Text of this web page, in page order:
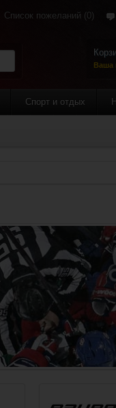
Список пожеланий (0)
Ваша
Спорт и отдых